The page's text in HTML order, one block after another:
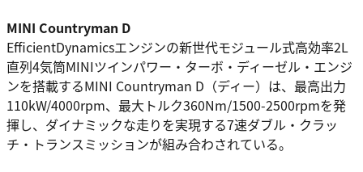
MINI Countryman D
EfficientDynamicsエンジンの新世代モジュール式高効率2L
直列4気筒MINIツインパワー・ターボ・ディーゼル・エンジ
ンを搭載するMINI Countryman D（ディー）は、最高出力
110kW/4000rpm、最大トルク360Nm/1500-2500rpmを発
揮し、ダイナミックな走りを実現する7速ダブル・クラッ
チ・トランスミッションが組み合わされている。